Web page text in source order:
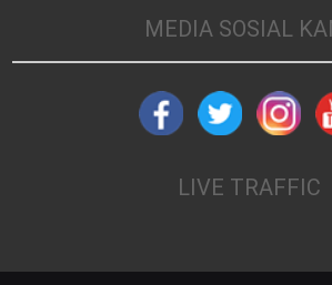
MEDIA SOSIAL
LIVE TRAFFIC